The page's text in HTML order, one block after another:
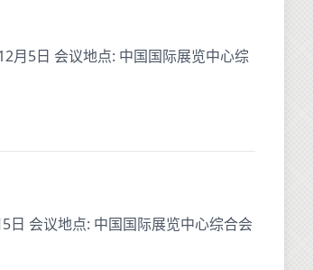
月5日 会议地点: 中国国际展览中心综
日 会议地点: 中国国际展览中心综合会